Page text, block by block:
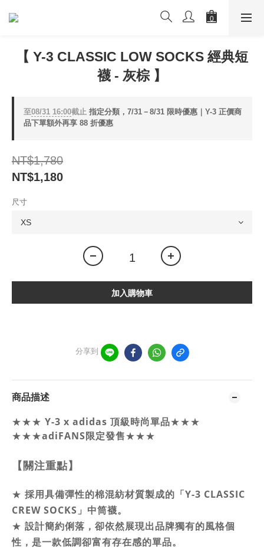
【 Y-3 CLASSIC LOW SOCKS 經典短
襪 - 灰棕 】
至08/31 16:00截止 指定分類，7/31－8/31 限時優惠｜Y-3 正價商
品下單額外再享 88 折優惠
NT$1,780
NT$1,180
尺寸
加入購物車
分享到
商品描述
★★★ Y-3 x adidas 頂級時尚單品★★★
★★★adiFANS限定發售★★★
【關注重點】
★ 採用具備彈性的棉混紡材質製成的「Y-3 CLASSIC
CREW SOCKS」中筒襪。
★ 設計簡約俐落，卻依然展現出品牌獨有的風格個
性，是一款低調卻富有存在感的單品。